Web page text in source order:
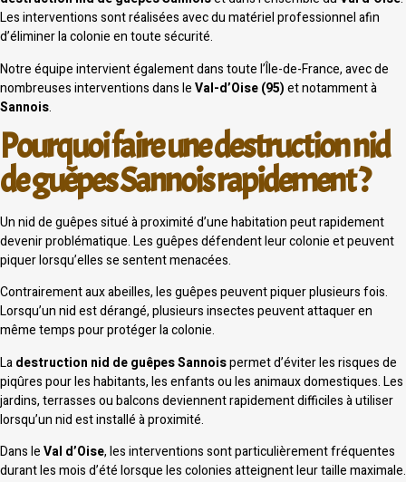
Les interventions sont réalisées avec du matériel professionnel afin
d’éliminer la colonie en toute sécurité.
Notre équipe intervient également dans toute l’Île-de-France, avec de
nombreuses interventions dans leVal-d’Oise (95)et notamment à
Sannois.
Pourquoi faire une destruction nid
de guêpes Sannois rapidement ?
Un nid de guêpes situé à proximité d’une habitation peut rapidement
devenir problématique. Les guêpes défendent leur colonie et peuvent
piquer lorsqu’elles se sentent menacées.
Contrairement aux abeilles, les guêpes peuvent piquer plusieurs fois.
Lorsqu’un nid est dérangé, plusieurs insectes peuvent attaquer en
même temps pour protéger la colonie.
Ladestruction nid de guêpes Sannoispermet d’éviter les risques de
piqûres pour les habitants, les enfants ou les animaux domestiques. Les
jardins, terrasses ou balcons deviennent rapidement difficiles à utiliser
lorsqu’un nid est installé à proximité.
Dans leVal d’Oise, les interventions sont particulièrement fréquentes
durant les mois d’été lorsque les colonies atteignent leur taille maximale.